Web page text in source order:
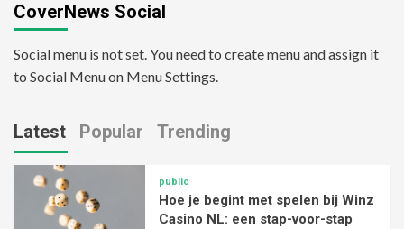
CoverNews Social
Social menu is not set. You need to create menu and assign it
to Social Menu on Menu Settings.
Latest Popular Trending
public
Hoe je begint met spelen bij Winz
Casino NL: een stap-voor-stap